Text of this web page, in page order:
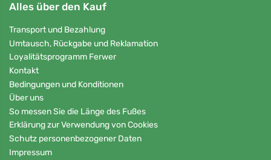
Alles über den Kauf
Transport und Bezahlung
Umtausch, Rückgabe und Reklamation
Loyalitätsprogramm Ferwer
Kontakt
Bedingungen und Konditionen
Über uns
So messen Sie die Länge des Fußes
Erklärung zur Verwendung von Cookies
Schutz personenbezogener Daten
Impressum